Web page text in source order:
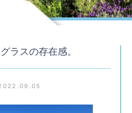
ラスの存在感。